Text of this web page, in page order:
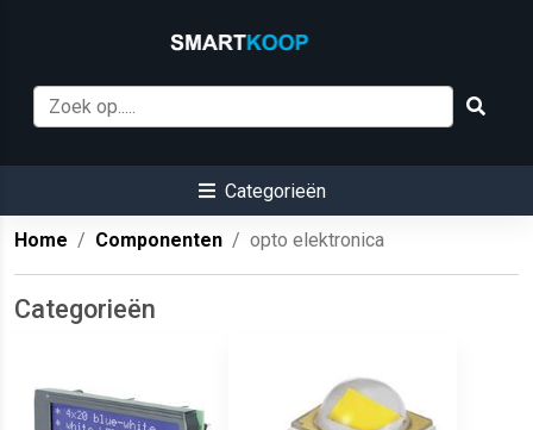
Categorieën
Home Componenten opto elektronica
Categorieën